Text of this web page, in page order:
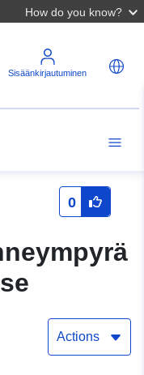
How do you know?
Sisäänkirjautuminen
0
Actions